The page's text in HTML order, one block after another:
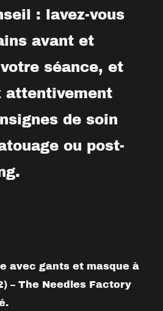
: lavez-vous
avant et
séance, et
attentivement
de soin
ou post-